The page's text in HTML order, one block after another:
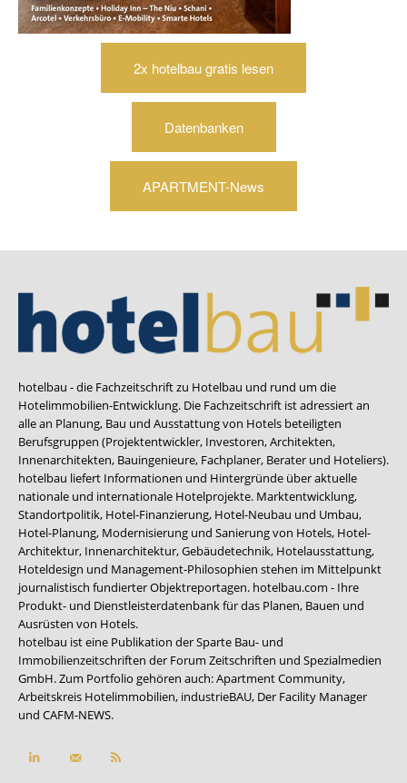
2x hotelbau gratis lesen
Datenbanken
APARTMENT-News
hotelbau - die Fachzeitschrift zu Hotelbau und rund um die
Hotelimmobilien-Entwicklung. Die Fachzeitschrift ist adressiert an
alle an Planung, Bau und Ausstattung von Hotels beteiligten
Berufsgruppen (Projektentwickler, Investoren, Architekten,
Innenarchitekten, Bauingenieure, Fachplaner, Berater und Hoteliers).
hotelbau liefert Informationen und Hintergründe über aktuelle
nationale und internationale Hotelprojekte. Marktentwicklung,
Standortpolitik, Hotel-Finanzierung, Hotel-Neubau und Umbau,
Hotel-Planung, Modernisierung und Sanierung von Hotels, Hotel-
Architektur, Innenarchitektur, Gebäudetechnik, Hotelausstattung,
Hoteldesign und Management-Philosophien stehen im Mittelpunkt
journalistisch fundierter Objektreportagen. hotelbau.com - Ihre
Produkt- und Dienstleisterdatenbank für das Planen, Bauen und
Ausrüsten von Hotels.
hotelbau ist eine Publikation der Sparte Bau- und
Immobilienzeitschriften der Forum Zeitschriften und Spezialmedien
GmbH. Zum Portfolio gehören auch:Apartment Community,
Arbeitskreis Hotelimmobilien, industrieBAU, Der Facility Manager
und CAFM-NEWS.